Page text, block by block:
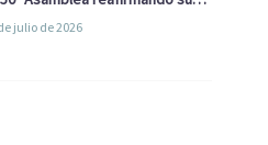
en la Economía Azul
julio de 2026